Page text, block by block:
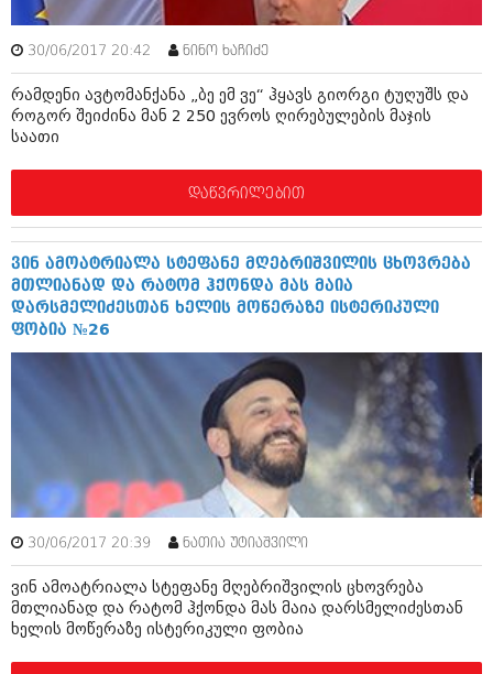
პოლიტიკა
ინტერვიუები
ამბები
საზოგადოება
მოდი, ვილაპარაკოთ
მოდა + დიზაინი
რელიგია
მედიცინა
სპორტი
კადრს მიღმა
ბელადები
ბიზნესსიახლეები
გვარები
თემიდას სასწორი
იუმორი
მოდი, ვილაპარაკოთ
მოდა + დიზაინი
რელიგია
კადრს მიღმა
კულინარია
ავტორჩევები
თემიდას სასწორი
იუმორი
კალეიდოსკოპი
ჰოროსკოპი და შეუცნობელი
30/06/2017 20:42 ნინო ხაჩიძე
რამდენი ავტომანქანა „ბე ემ ვე“ ჰყავს გიორგი ტუღუშს და
როგორ შეიძინა მან 2 250 ევროს ღირებულების მაჯის
საათი
დაწვრილებით
ვინ ამოატრიალა სტეფანე მღებრიშვილის ცხოვრება
მთლიანად და რატომ ჰქონდა მას მაია
დარსმელიძესთან ხელის მოწერაზე ისტერიკული
ფობია №26
30/06/2017 20:39 ნათია უტიაშვილი
ვინ ამოატრიალა სტეფანე მღებრიშვილის ცხოვრება
მთლიანად და რატომ ჰქონდა მას მაია დარსმელიძესთან
ხელის მოწერაზე ისტერიკული ფობია